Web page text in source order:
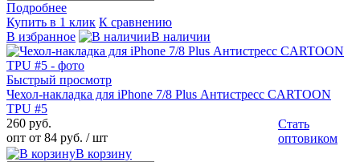
Подробнее
Купить в 1 клик К сравнению
В избранное
В наличии
Быстрый просмотр
Чехол-накладка для iPhone 7/8 Plus Антистресс CARTOON
TPU #5
260 руб.
опт от 84 руб. / шт
Стать
оптовиком
В корзину